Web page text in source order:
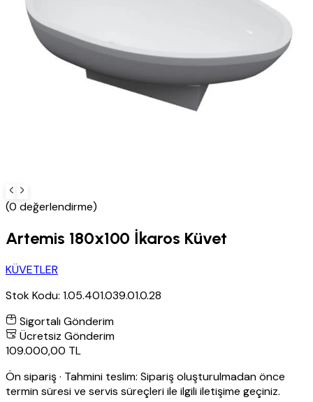
(0 değerlendirme)
Artemis 180x100 İkaros Küvet
KÜVETLER
Stok Kodu: 1.05.401.039.01.0.28
Sigortalı Gönderim
Ücretsiz Gönderim
109.000,00 TL
Ön sipariş· Tahmini teslim: Sipariş oluşturulmadan önce
termin süresi ve servis süreçleri ile ilgili iletişime geçiniz.